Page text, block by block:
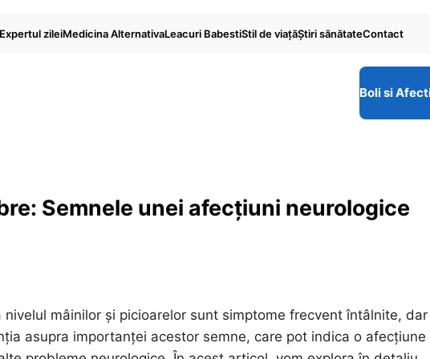
Expertul zileiMedicina AlternativaLeacuri BabestiStil de viaţăŞtiri sănătateContact
Boli si
Semnele unei afecțiuni neurologice
mâinilor și picioarelor sunt simptome frecvent întâlnite, dar
asupra importanței acestor semne, care pot indica o afecțiune